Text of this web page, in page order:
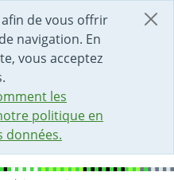
afin de vous offrir
navigation. En
vous acceptez
les
politique en
données.
PAGE